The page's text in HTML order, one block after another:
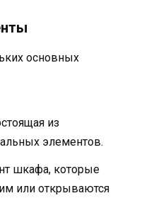
основных
из
элементов.
шкафа, которые
или открываются